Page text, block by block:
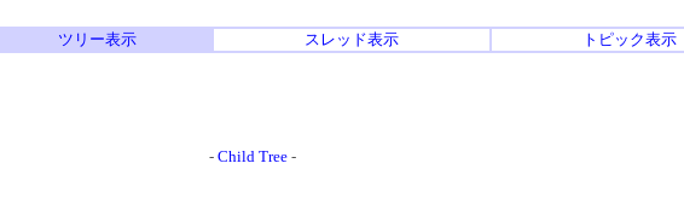
ツリー表示 スレッド表示 トピック表示
- Child Tree -